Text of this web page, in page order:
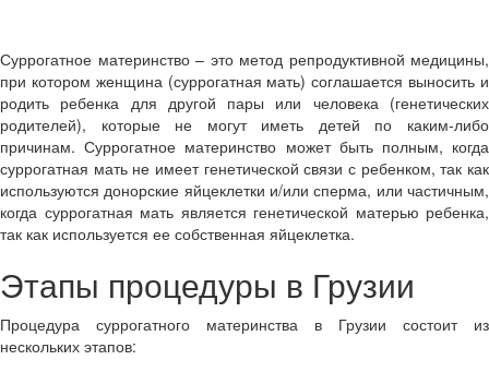
Суррогатное материнство – это метод репродуктивной медицины,
при котором женщина (суррогатная мать) соглашается выносить и
родить ребенка для другой пары или человека (генетических
родителей), которые не могут иметь детей по каким-либо
причинам. Суррогатное материнство может быть полным, когда
суррогатная мать не имеет генетической связи с ребенком, так как
используются донорские яйцеклетки и/или сперма, или частичным,
когда суррогатная мать является генетической матерью ребенка,
так как используется ее собственная яйцеклетка.
Этапы процедуры в Грузии
Процедура суррогатного материнства в Грузии состоит из
нескольких этапов: